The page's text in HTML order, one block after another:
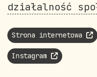
działalność
Strona internetowa
Instagram